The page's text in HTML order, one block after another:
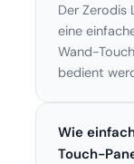
Der Zerodis
eine
Wand-
bedient
Wie
Touch-